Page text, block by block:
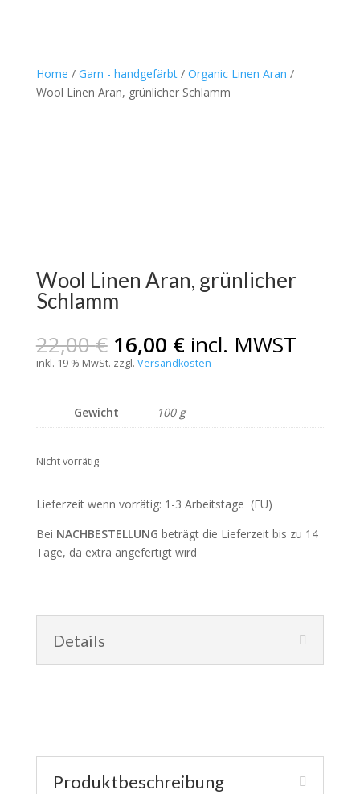
Home / Garn - handgefärbt/ Organic Linen Aran /
Wool Linen Aran, grünlicher Schlamm
Wool Linen Aran, grünlicher
Schlamm
22,00€ Ursprünglicher
Preis
22,00 €
16,00 €Aktueller
Preis
16,00 €.
incl. MWST
inkl. 19 % MwSt. zzgl. Versandkosten
Gewicht 100 g
Nicht vorrätig
Lieferzeit wenn vorrätig: 1-3 Arbeitstage (EU)
Bei NACHBESTELLUNG beträgt die Lieferzeit bis zu 14
Tage, da extra angefertigt wird
Details
Produktbeschreibung